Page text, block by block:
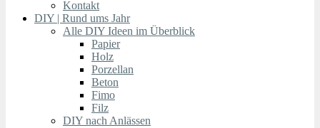
Kontakt
DIY | Rund ums Jahr
Alle DIY Ideen im Überblick
Papier
Holz
Porzellan
Beton
Fimo
Filz
DIY nach Anlässen